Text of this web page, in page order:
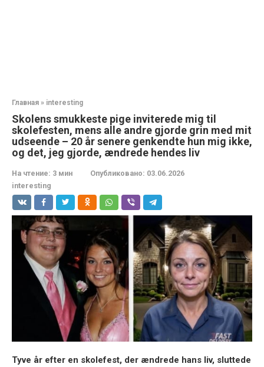
Главная » interesting
Skolens smukkeste pige inviterede mig til
skolefesten, mens alle andre gjorde grin med mit
udseende – 20 år senere genkendte hun mig ikke,
og det, jeg gjorde, ændrede hendes liv
На чтение: 3 мин Опубликовано: 03.06.2026
interesting
Tyve år efter en skolefest, der ændrede hans liv, sluttede